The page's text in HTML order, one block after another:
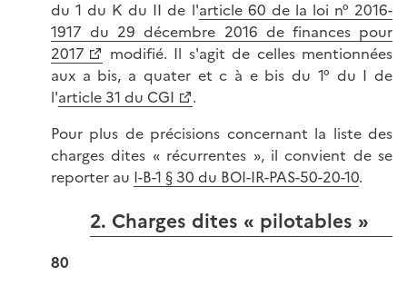
du 1 du K du II de l'article 60 de la loi n° 2016-
1917 du 29 décembre 2016 de finances pour
2017
modifié. Il s'agit de celles mentionnées
aux a bis, a quater et c à e bis du 1° du I de
l'article 31 du CGI
.
Pour plus de précisions concernant la liste des
charges dites « récurrentes », il convient de se
reporter au I-B-1 § 30 du BOI-IR-PAS-50-20-10.
2. Charges dites « pilotables »
80